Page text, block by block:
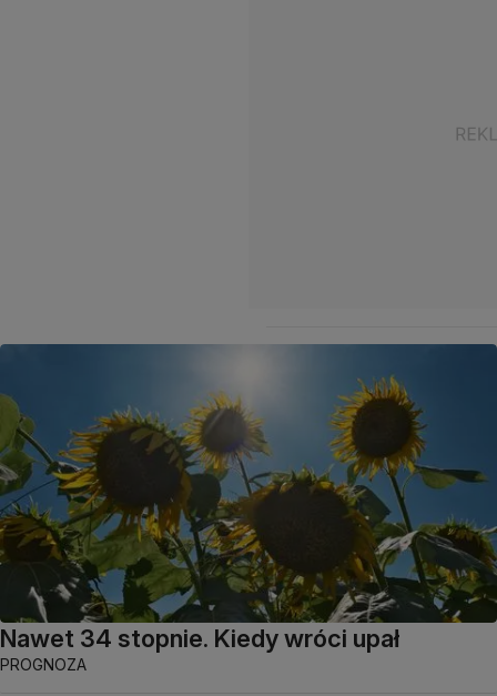
Nawet 34 stopnie. Kiedy wróci upał
PROGNOZA